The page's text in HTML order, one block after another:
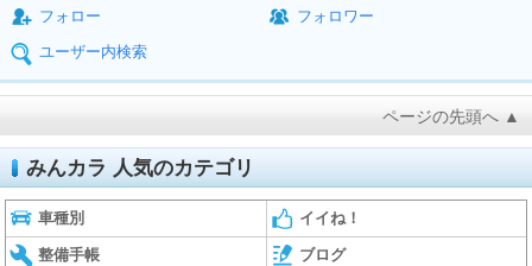
フォロー
フォロワー
ユーザー内検索
ページの先頭へ ▲
みんカラ 人気のカテゴリ
車種別 イイね！
整備手帳 ブログ